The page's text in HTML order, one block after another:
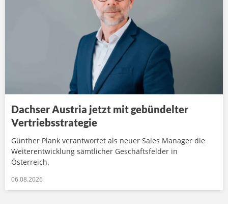
Dachser Austria jetzt mit gebündelter
Vertriebsstrategie
Günther Plank verantwortet als neuer Sales Manager die
Weiterentwicklung sämtlicher Geschäftsfelder in
Österreich.
06.08.2026